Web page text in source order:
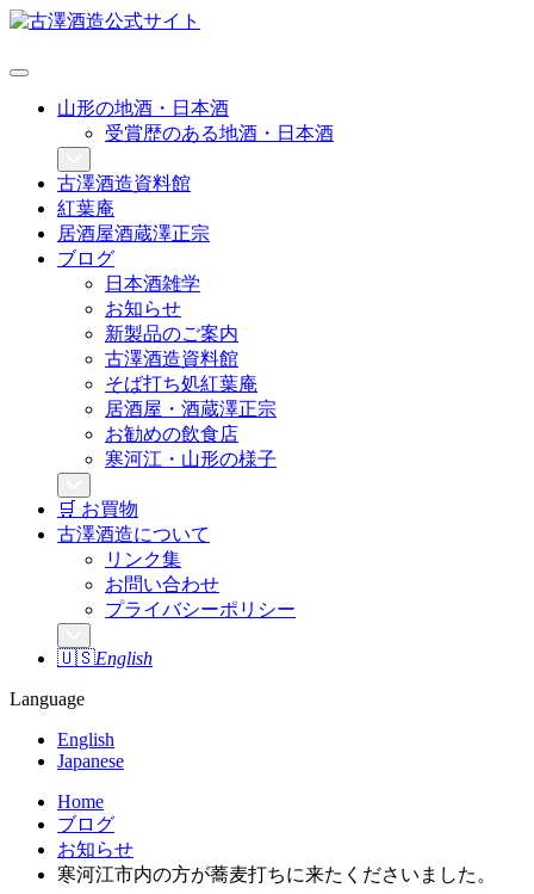
山形の地酒・日本酒
受賞歴のある地酒・日本酒
古澤酒造資料館
紅葉庵
居酒屋酒蔵澤正宗
ブログ
日本酒雑学
お知らせ
新製品のご案内
古澤酒造資料館
そば打ち処紅葉庵
居酒屋・酒蔵澤正宗
お勧めの飲食店
寒河江・山形の様子
🛒 お買物
古澤酒造について
リンク集
お問い合わせ
プライバシーポリシー
🇺🇸English
Language
English
Japanese
Home
ブログ
お知らせ
寒河江市内の方が蕎麦打ちに来たくださいました。